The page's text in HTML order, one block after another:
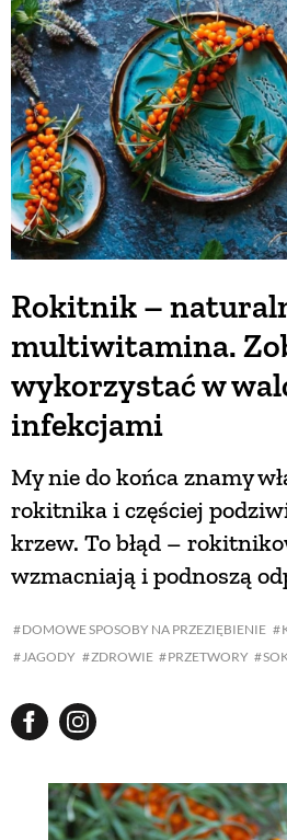
Rokitnik –
multiwitamina.
wykorzystać w
infekcjami
DOMOWE SPOSOBY NA PRZEZIĘBIENIE
JAGODY
ZDROWIE PRZETWORY
My nie do końca znamy
rokitnika i częściej
krzew. To błąd –
wzmacniają i podnoszą
BUDUJEMY
OGRÓD
WARZYWA I
PORADY
EKO